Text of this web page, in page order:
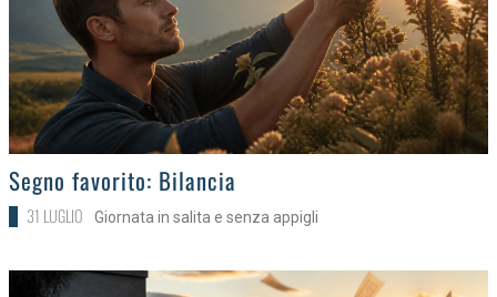
>
Segno favorito: Bilancia
31 LUGLIO Giornata in salita e senza appigli